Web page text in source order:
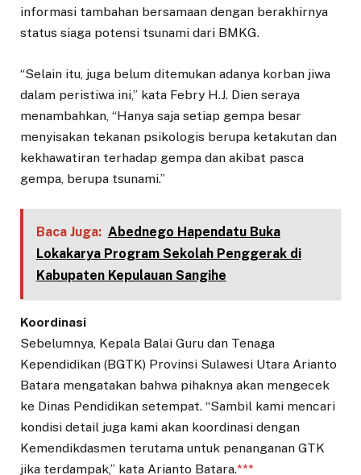
informasi tambahan bersamaan dengan berakhirnya
status siaga potensi tsunami dari BMKG.
“Selain itu, juga belum ditemukan adanya korban jiwa
dalam peristiwa ini,” kata Febry H.J. Dien seraya
menambahkan, “Hanya saja setiap gempa besar
menyisakan tekanan psikologis berupa ketakutan dan
kekhawatiran terhadap gempa dan akibat pasca
gempa, berupa tsunami.”
Baca Juga: Abednego Hapendatu Buka
Lokakarya Program Sekolah Penggerak di
Kabupaten Kepulauan Sangihe
Koordinasi
Sebelumnya, Kepala Balai Guru dan Tenaga
Kependidikan (BGTK) Provinsi Sulawesi Utara Arianto
Batara mengatakan bahwa pihaknya akan mengecek
ke Dinas Pendidikan setempat. “Sambil kami mencari
kondisi detail juga kami akan koordinasi dengan
Kemendikdasmen terutama untuk penanganan GTK
jika terdampak,” kata Arianto Batara.***